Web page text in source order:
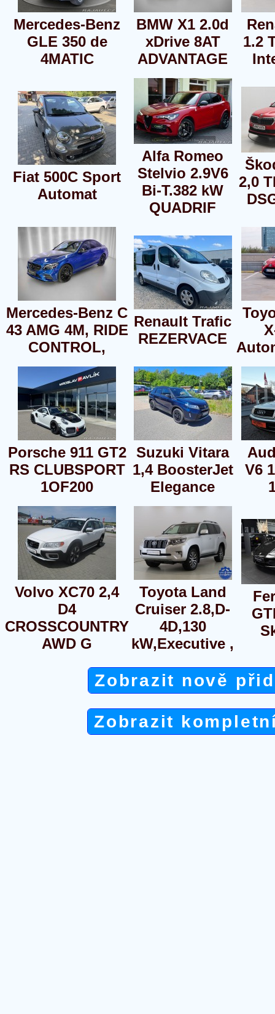
Mercedes-Benz
GLE 350 de
4MATIC
BMW X1 2.0d
xDrive 8AT
ADVANTAGE
1.2
Fiat 500C Sport
Automat
Alfa Romeo
Stelvio 2.9V6
Bi-T.382 kW
QUADRIF
2,0
Mercedes-Benz C
43 AMG 4M, RIDE
CONTROL,
Renault Trafic
REZERVACE
Porsche 911 GT2
RS CLUBSPORT
1OF200
Suzuki Vitara
1,4 BoosterJet
Elegance
V6
Volvo XC70 2,4
D4
CROSSCOUNTRY
AWD G
Toyota Land
Cruiser 2.8,D-
4D,130
kW,Executive ,
Zobrazit nově
Zobrazit